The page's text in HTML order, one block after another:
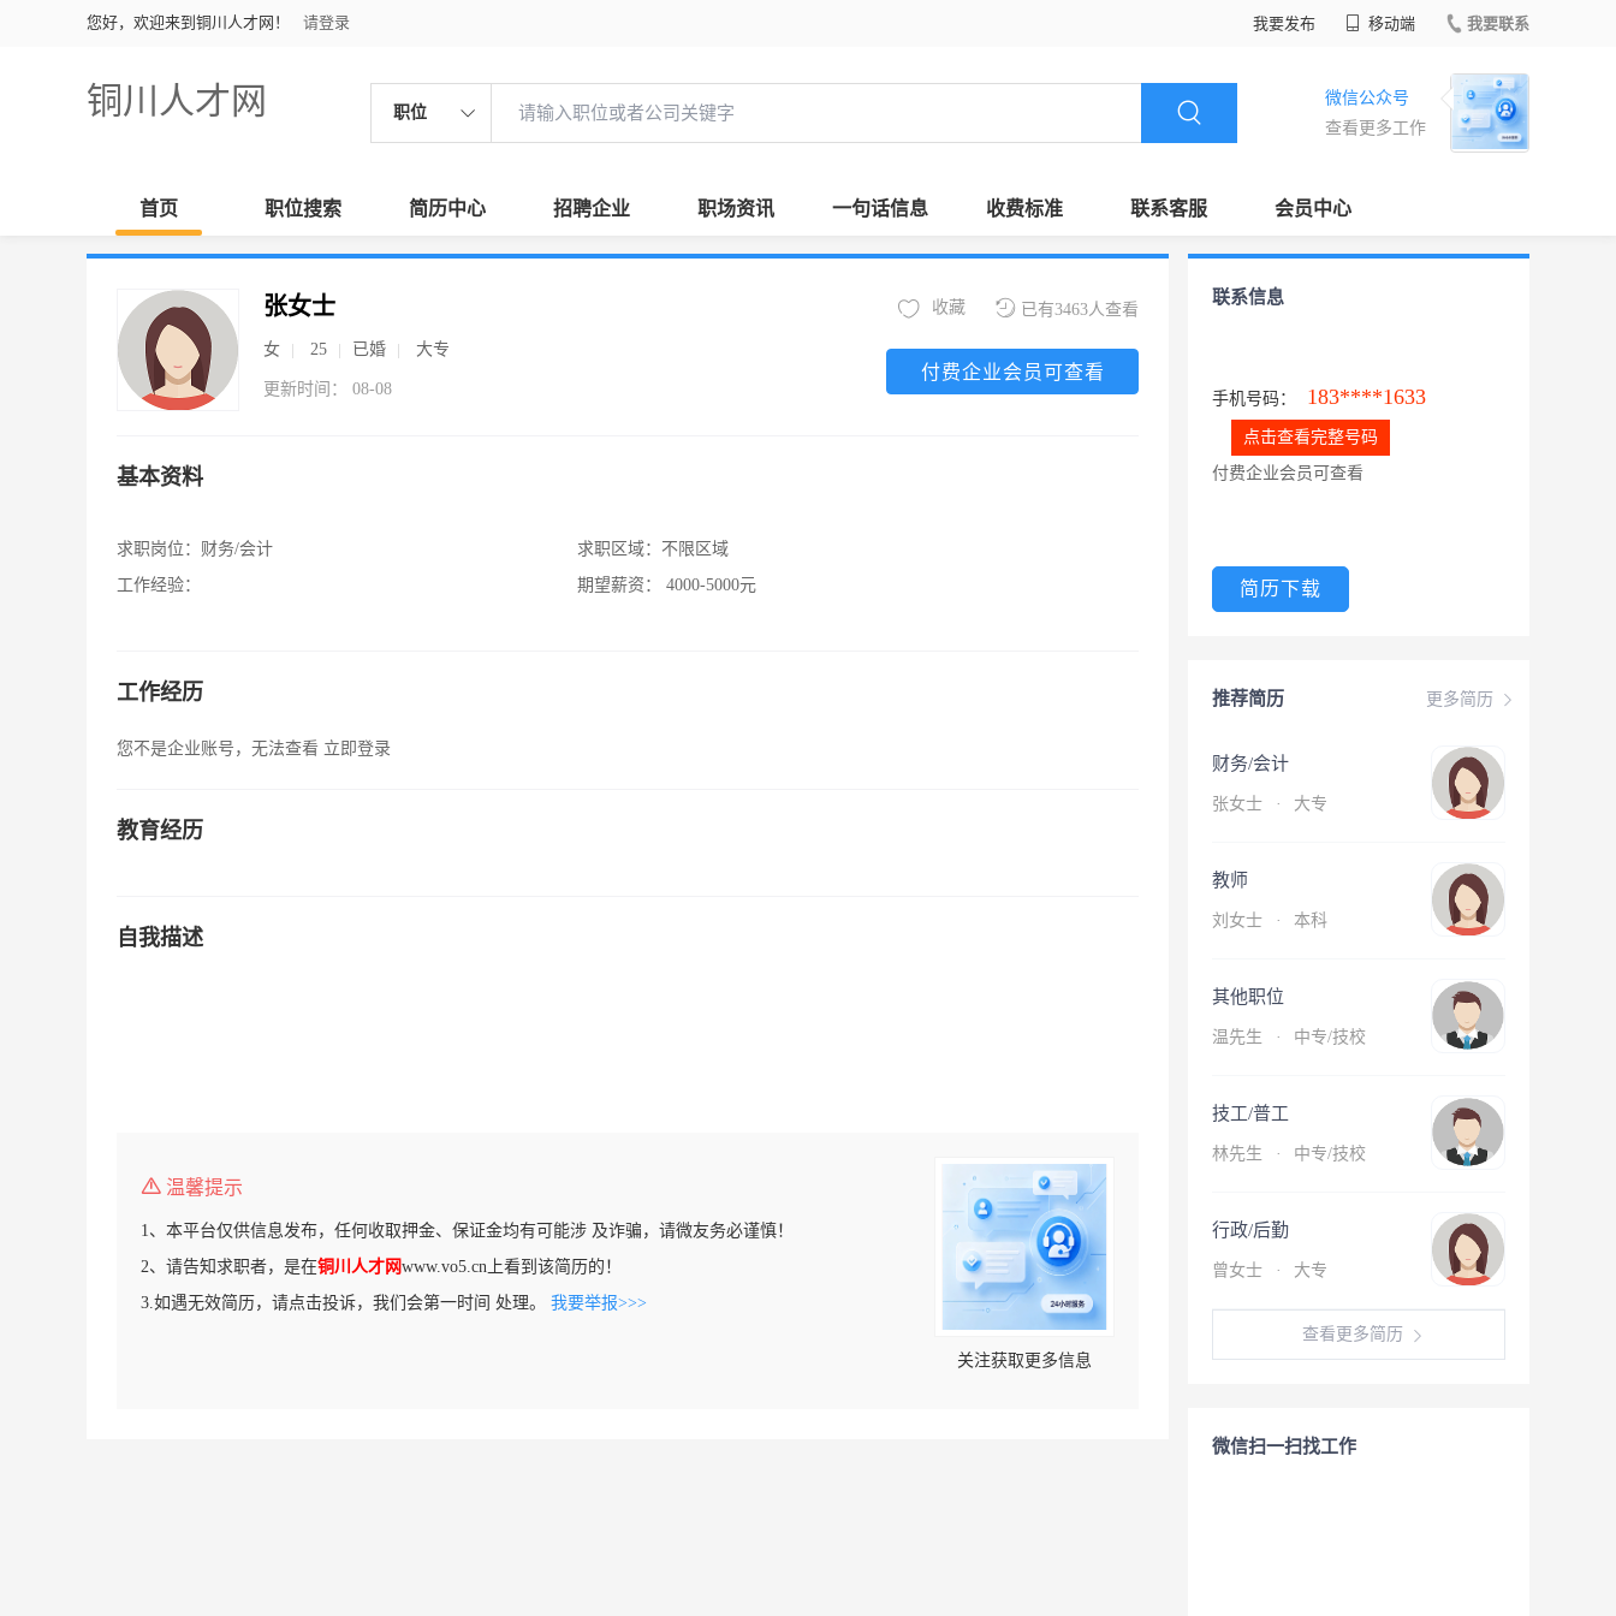
您好，欢迎来到铜川人才网！ 请登录 我要发布 移动端 我要联系
铜川人才网 职位
微信公众号
查看更多工作
首页 职位搜索 简历中心 招聘企业 职场资讯 一句话信息 收费标准 联系客服 会员中心
张女士
女 25 已婚 大专
更新时间： 08-08
已有3463人查看
收藏
付费企业会员可查看
基本资料
求职岗位： 财务/会计
工作经验：
求职区域： 不限区域
期望薪资：
4000-5000元
工作经历
您不是企业账号，无法查看 立即登录
教育经历
自我描述
温馨提示
1、本平台仅供信息发布，任何收取押金、保证金均有可能涉 及诈骗，请微友务必谨慎！
2、请告知求职者，是在铜川人才网www.vo5.cn上看到该简历的！
3.如遇无效简历，请点击投诉，我们会第一时间 处理。 我要举报>>>
关注获取更多信息
联系信息
手机号码： 183****1633
点击查看完整号码
付费企业会员可查看
简历下载
更多简历
推荐简历
财务/会计
张女士 · 大专
教师
刘女士 · 本科
其他职位
温先生 · 中专/技校
技工/普工
林先生 · 中专/技校
行政/后勤
曾女士 · 大专
查看更多简历
微信扫一扫找工作